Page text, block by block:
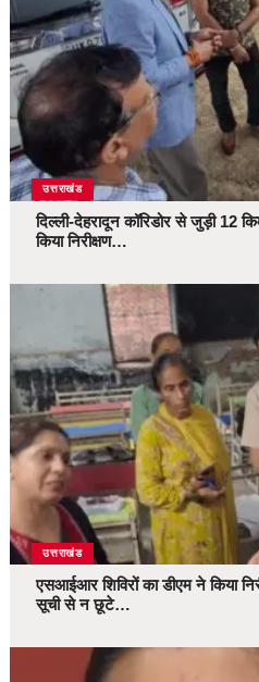
उत्तराखंड
दिल्ली-देहरादून कॉरिडोर से जुड़ी 12
किया निरीक्षण…
उत्तराखंड
एसआईआर शिविरों का डीएम ने किया
सूची से न छूटे…